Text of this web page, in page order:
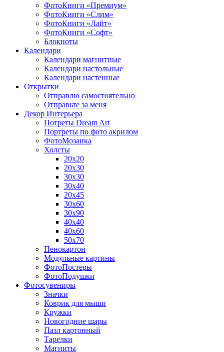
ФотоКниги «Премиум»
ФотоКниги «Слим»
ФотоКниги «Лайт»
ФотоКниги «Софт»
Блокноты
Календари
Календари магнитные
Календари настольные
Календари настенные
Открытки
Отправлю самостоятельно
Отправьте за меня
Декор Интерьера
Потреты Dream Art
Портреты по фото акрилом
ФотоМозаика
Холсты
20х20
20х30
30х30
30х40
20х45
30х60
30х90
40х40
40х60
50х70
Пенокартон
Модульные картины
ФотоПостеры
ФотоПодушки
Фотоcувениры
Значки
Коврик для мыши
Кружки
Новогодние шары
Пазл картонный
Тарелки
Магниты